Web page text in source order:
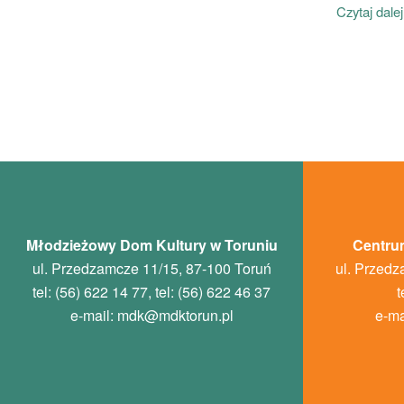
Czytaj dalej
Młodzieżowy Dom Kultury w Toruniu
ul. Przedzamcze 11/15, 87-100 Toruń
tel: (56) 622 14 77, tel: (56) 622 46 37
e-mail: mdk@mdktorun.pl
ul.
e-